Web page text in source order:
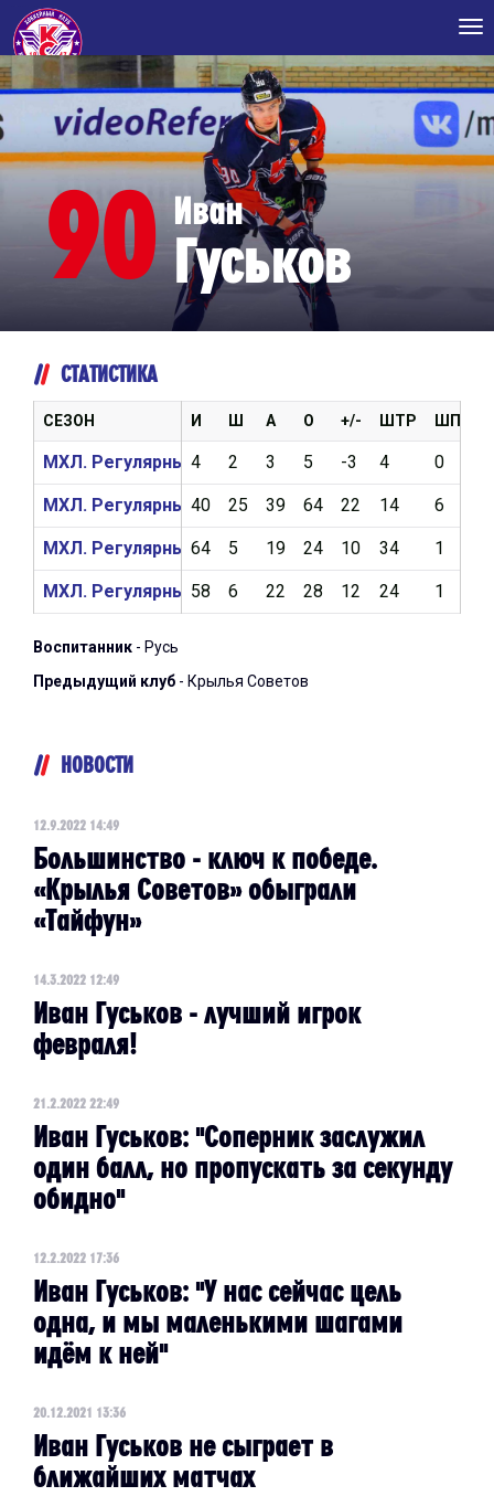
90 Иван
Гуськов
СТАТИСТИКА
И Ш А О +/- ШТР ШП
4 2 3 5 -3 4 0
40 25 39 64 22 14 6
64 5 19 24 10 34 1
58 6 22 28 12 24 1
СЕЗОН
МХЛ. Регулярный чемпионат 2022/2023
МХЛ. Регулярный чемпионат 2021/2022
МХЛ. Регулярный чемпионат 2020/2021
МХЛ. Регулярный чемпионат 2019/2020
Воспитанник - Русь
Предыдущий клуб - Крылья Советов
НОВОСТИ
12.9.2022 14:49
Большинство - ключ к победе.
«Крылья Советов» обыграли
«Тайфун»
14.3.2022 12:49
Иван Гуськов - лучший игрок
февраля!
21.2.2022 22:49
Иван Гуськов: "Соперник заслужил
один балл, но пропускать за секунду
обидно"
12.2.2022 17:36
Иван Гуськов: "У нас сейчас цель
одна, и мы маленькими шагами
идём к ней"
20.12.2021 13:36
Иван Гуськов не сыграет в
ближайших матчах